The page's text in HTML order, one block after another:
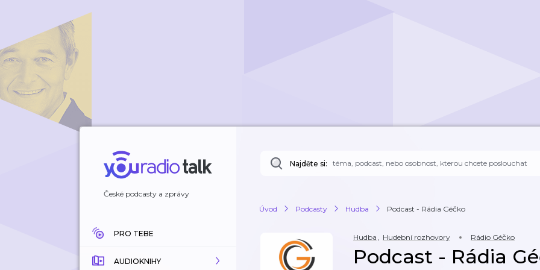
České podcasty a zprávy
PRO TEBE
AUDIOKNIHY
Najděte si:
Úvod Podcasty Hudba Podcast - Rádia Géčko
Hudba , Hudební rozhovory Rádio Géčko
Podcast - Rádia